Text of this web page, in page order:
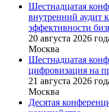
Шестнадцатая
внутренний аудит
эффективности
20 августа 2026
Москва
Шестнадцатая
цифровизация на
21 августа 2026
Москва
Десятая